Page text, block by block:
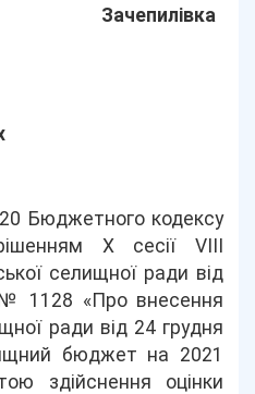
Зачепилівка
Бюджетного кодексу
Х сесії VIII
селищної ради від
1128 «Про внесення
ради від 24 грудня
бюджет на 2021
здійснення оцінки